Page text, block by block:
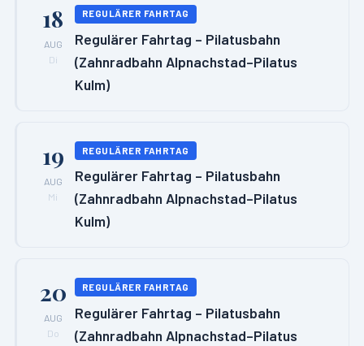
18
AUG
Di
REGULÄRER FAHRTAG
Regulärer Fahrtag – Pilatusbahn
(Zahnradbahn Alpnachstad–Pilatus
Kulm)
19
AUG
Mi
REGULÄRER FAHRTAG
Regulärer Fahrtag – Pilatusbahn
(Zahnradbahn Alpnachstad–Pilatus
Kulm)
20
AUG
Do
REGULÄRER FAHRTAG
Regulärer Fahrtag – Pilatusbahn
(Zahnradbahn Alpnachstad–Pilatus